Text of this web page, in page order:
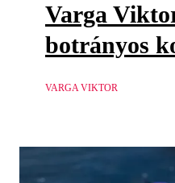
Varga
botrányos
VARGA VIKTOR